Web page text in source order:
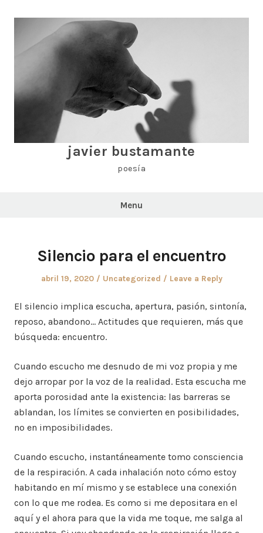
javier bustamante
poesía
Menu
Silencio para el encuentro
Posted
abril 19, 2020
Posted
Uncategorized Leave a Reply
El silencio implica escucha, apertura, pasión, sintonía,
reposo, abandono… Actitudes que requieren, más que
búsqueda: encuentro.
Cuando escucho me desnudo de mi voz propia y me
dejo arropar por la voz de la realidad. Esta escucha me
aporta porosidad ante la existencia: las barreras se
ablandan, los límites se convierten en posibilidades,
no en imposibilidades.
Cuando escucho, instantáneamente tomo consciencia
de la respiración. A cada inhalación noto cómo estoy
habitando en mí mismo y se establece una conexión
con lo que me rodea. Es como si me depositara en el
aquí y el ahora para que la vida me toque, me salga al